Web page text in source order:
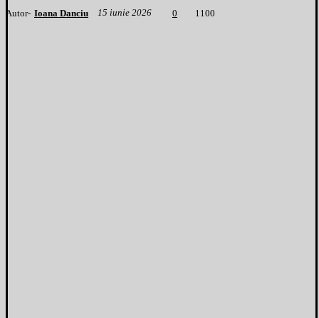
Autor- Ioana Danciu 15 iunie 2026 0 1 100